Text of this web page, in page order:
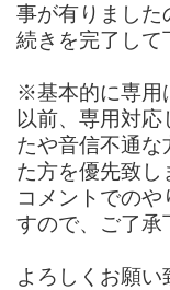
事が有りました
続きを完了して
※基本的に専用
以前、専用対
たや音信不通な
た方を優先致し
コメントでの
すので、ご了承
よろしくお願い